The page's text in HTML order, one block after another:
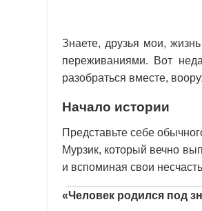
Знаете, друзья мои,
переживаниями. Вот
разобраться вместе,
Начало истории
Представьте себе
Мурзик, который вечно
и вспоминая свои
«Человек родился под